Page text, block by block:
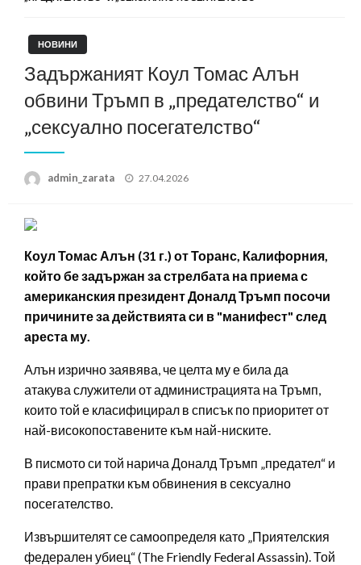
НОВИНИ
Задържаният Коул Томас Алън
обвини Тръмп в „предателство“ и
„сексуално посегателство“
admin_zarata
Posted
27.04.2026
Коул Томас Алън (31 г.) от Торанс, Калифорния,
който бе задържан за стрелбата на приема с
американския президент Доналд Тръмп посочи
причините за действията си в "манифест" след
ареста му.
Алън изрично заявява, че целта му е била да
атакува служители от администрацията на Тръмп,
които той е класифицирал в списък по приоритет от
най-високопоставените към най-ниските.
В писмото си той нарича Доналд Тръмп „предател“ и
прави препратки към обвинения в сексуално
посегателство.
Извършителят се самоопределя като „Приятелския
федерален убиец“ (The Friendly Federal Assassin). Той